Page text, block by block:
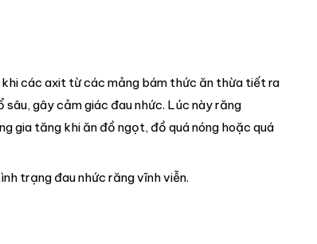
khi các axit từ các mảng bám thức ăn thừa tiết ra
gây cảm giác đau nhức. Lúc này răng
gia tăng khi ăn đồ ngọt, đồ quá nóng hoặc quá
trạng đau nhức răng vĩnh viễn.